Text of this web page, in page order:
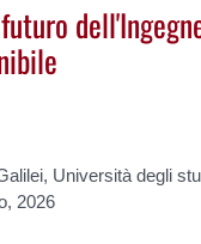
Università degli
2026